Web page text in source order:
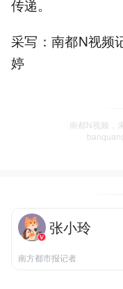
传递。
采写：南都N视频
婷
南都N视频，
张小玲
南方都市报记者